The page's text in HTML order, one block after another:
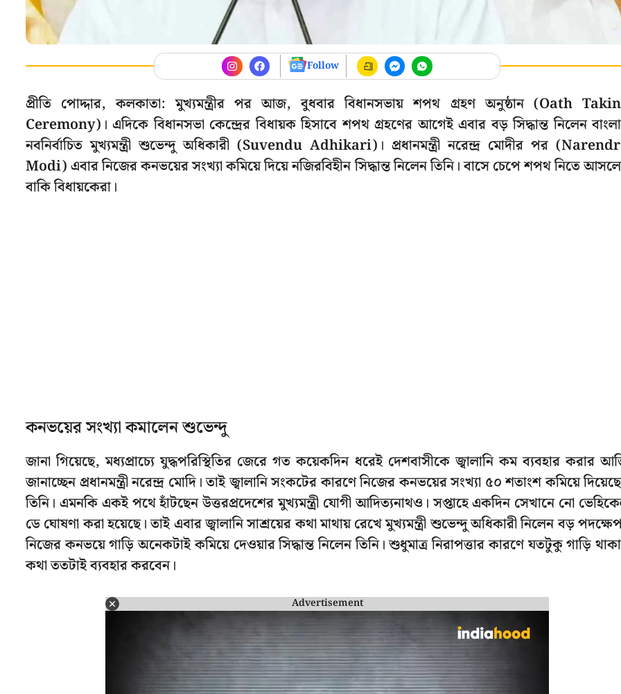
Follow
প্রীতি পোদ্দার, কলকাতা: মুখ্যমন্ত্রীর পর আজ, বুধবার বিধানসভায় শপথ গ্রহণ অনুষ্ঠান (Oath
Ceremony)। এদিকে বিধানসভা কেন্দ্রের বিধায়ক হিসাবে শপথ গ্রহণের আগেই এবার বড় সিদ্ধান্ত নিলেন
নবনির্বাচিত মুখ্যমন্ত্রী শুভেন্দু অধিকারী (Suvendu Adhikari)। প্রধানমন্ত্রী নরেন্দ্র মোদীর পর
Modi) এবার নিজের কনভয়ের সংখ্যা কমিয়ে দিয়ে নজিরবিহীন সিদ্ধান্ত নিলেন তিনি। বাসে চেপে শপথ নিতে
বাকি বিধায়কেরা।
কনভয়ের সংখ্যা কমালেন শুভেন্দু
জানা গিয়েছে, মধ্যপ্রাচ্যে যুদ্ধপরিস্থিতির জেরে গত কয়েকদিন ধরেই দেশবাসীকে জ্বালানি কম ব্যবহার করার
জানাচ্ছেন প্রধানমন্ত্রী নরেন্দ্র মোদি। তাই জ্বালানি সংকটের কারণে নিজের কনভয়ের সংখ্যা ৫০ শতাংশ কমিয়ে
তিনি। এমনকি একই পথে হাঁটছেন উত্তরপ্রদেশের মুখ্যমন্ত্রী যোগী আদিত্যনাথও। সপ্তাহে একদিন সেখানে নো
ডে ঘোষণা করা হয়েছে। তাই এবার জ্বালানি সাশ্রয়ের কথা মাথায় রেখে মুখ্যমন্ত্রী শুভেন্দু অধিকারী নিলেন বড়
নিজের কনভয়ে গাড়ি অনেকটাই কমিয়ে দেওয়ার সিদ্ধান্ত নিলেন তিনি। শুধুমাত্র নিরাপত্তার কারণে যতটুকু গাড়ি
কথা ততটাই ব্যবহার করবেন।
Advertisement